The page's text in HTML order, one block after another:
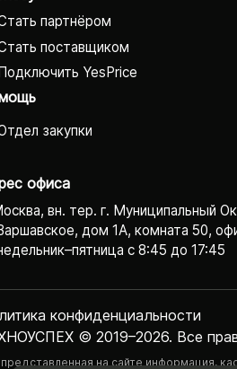
партнёром
поставщиком
YesPrice
закупки
офиса
вн. тер. г. Муниципальный
дом 1А, комната 50,
с 8:45 до 17:45
© 2019–2026. Все
конфиденциаль­ности
на сайте информация,